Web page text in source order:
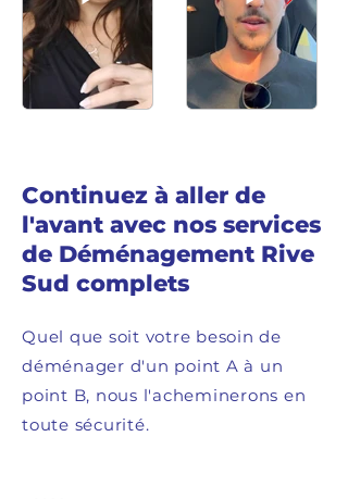
Continuez à aller de
l'avant avec nos services
de Déménagement Rive
Sud complets
Quel que soit votre besoin de
déménager d'un point A à un
point B, nous l'acheminerons en
toute sécurité.